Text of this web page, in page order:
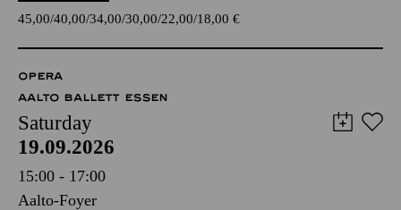
45,00 40,00 34,00 30,00 22,00 18,00 €
OPERA
AALTO BALLETT ESSEN
Saturday
19.09.2026
15:00 - 17:00
Aalto-Foyer